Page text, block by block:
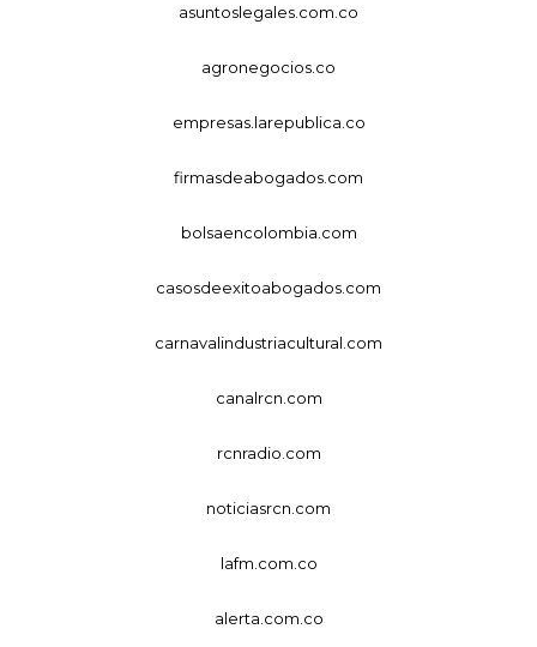
asuntoslegales.com.co
agronegocios.co
empresas.larepublica.co
firmasdeabogados.com
bolsaencolombia.com
casosdeexitoabogados.com
carnavalindustriacultural.com
canalrcn.com
rcnradio.com
noticiasrcn.com
lafm.com.co
alerta.com.co